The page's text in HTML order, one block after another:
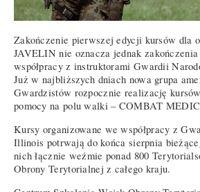
Zakończenie pierwszej edycji kursów dla
JAVELIN nie oznacza jednak
współpracy z instruktorami Gwardii
Już w najbliższych dniach nowa grupa
Gwardzistów rozpocznie realizację
pomocy na polu walki – COMBAT
Kursy organizowane we współpracy z
Illinois potrwają do końca sierpnia
nich łącznie weźmie ponad 800
Obrony Terytorialnej z całego kraju.